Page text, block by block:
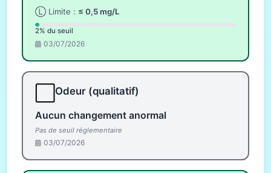
Ⓛ Limite : ≤ 0,5 mg/L
2% du seuil
03/07/2026
Odeur (qualitatif)
Aucun changement anormal
Pas de seuil réglementaire
03/07/2026